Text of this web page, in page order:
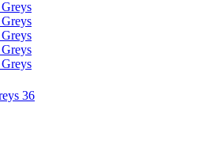
36